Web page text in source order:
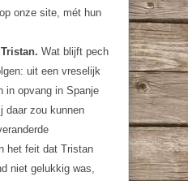
onze site, mét hun
Tristan. Wat blijft pech
uit een vreselijk
in opvang in Spanje
daar zou kunnen
het feit dat Tristan
niet gelukkig was,